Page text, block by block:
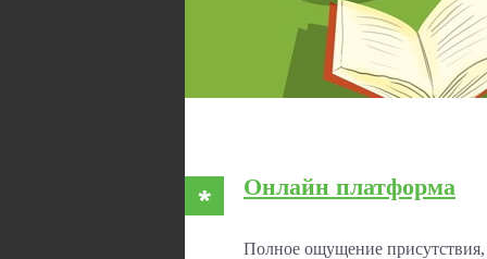
Онлайн платформа
Полное ощущение